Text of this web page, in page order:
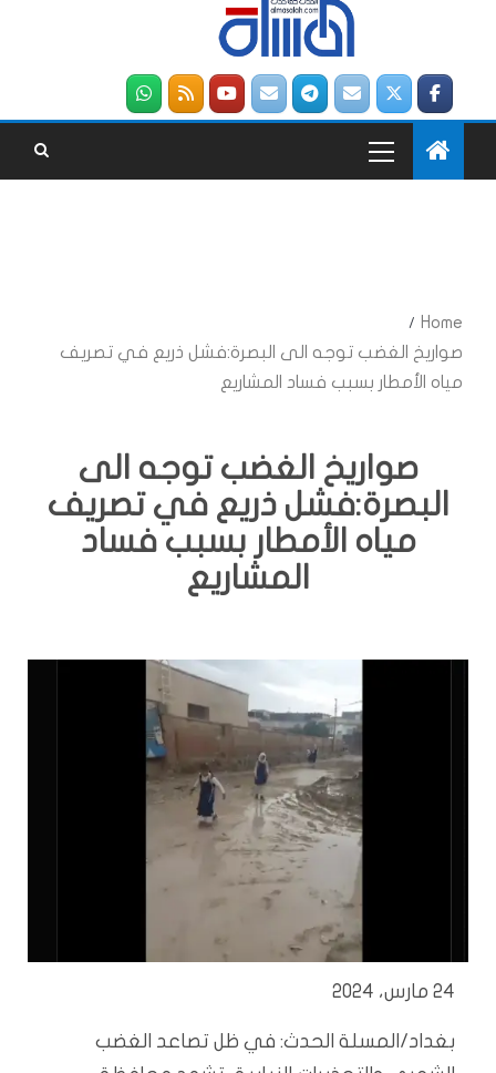
Home
صواريخ الغضب توجه الى البصرة:فشل ذريع في تصريف
مياه الأمطار بسبب فساد المشاريع
صواريخ الغضب توجه الى
البصرة:فشل ذريع في تصريف
مياه الأمطار بسبب فساد
المشاريع
24 مارس، 2024
بغداد/المسلة الحدث: في ظل تصاعد الغضب